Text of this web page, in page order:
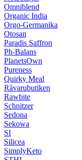
Omniblend
Organic India
Orgo-Germanika
Otosan
Paradis Saffron
Ph-Balans
PlanetsOwn
Pureness
Quirky Meal
Råvarubutiken
Rawbite
Schnitzer
Sedona
Sekowa
SI
Silicea
SimplyKeto